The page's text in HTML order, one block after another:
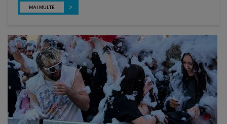
MAI MULTE